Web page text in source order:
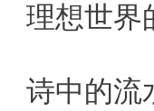
理想世界
诗中的流